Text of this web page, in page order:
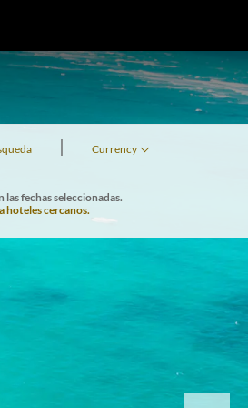
hotel, vuelos y mucho más con los Paquetes de
| Currency
fechas seleccionadas.
hoteles cercanos.